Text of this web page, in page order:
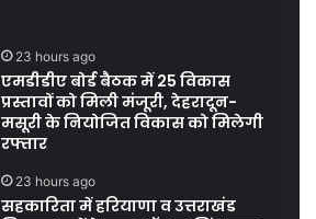
23 hours ago
एमडीडीए बोर्ड बैठक में 25 विकास
प्रस्तावों को मिली मंजूरी, देहरादून-
मसूरी के नियोजित विकास को मिलेगी
रफ्तार
23 hours ago
सहकारिता में हरियाणा व उत्तराखंड